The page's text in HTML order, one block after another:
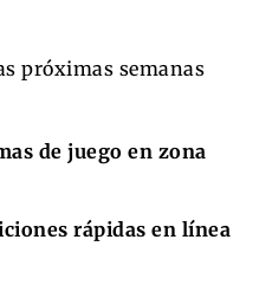
próximas semanas
de juego en zona
rápidas en línea